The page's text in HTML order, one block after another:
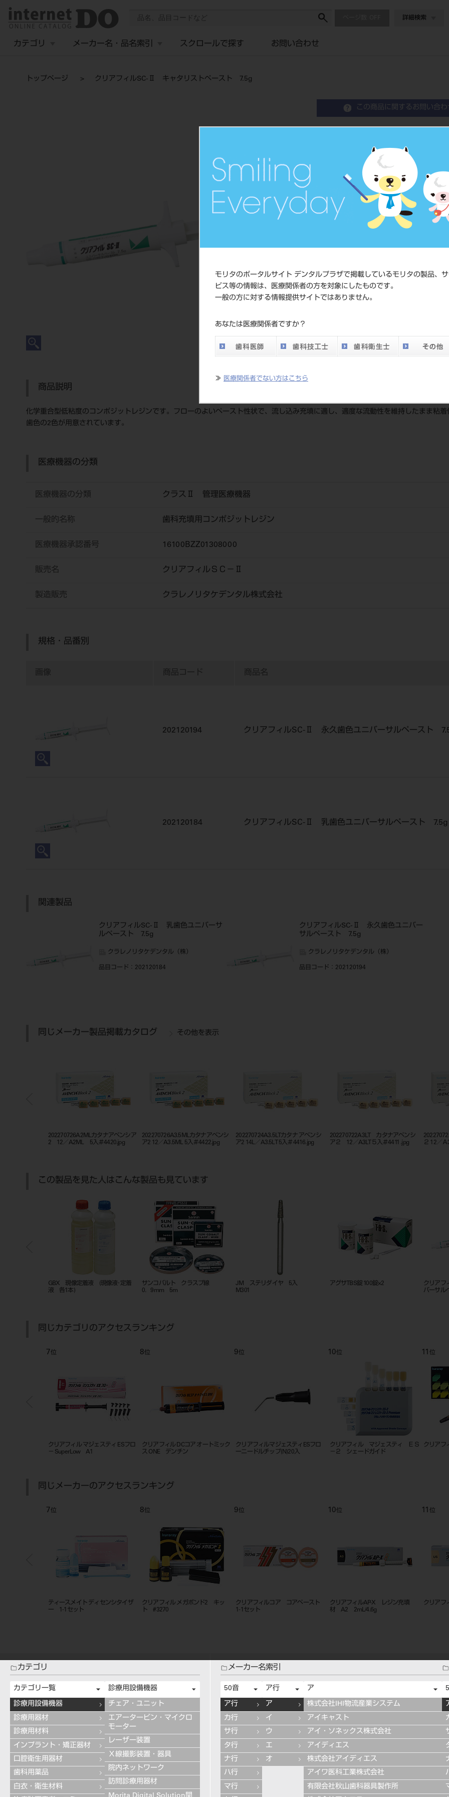
モリタのポータルサイト デンタルプラザで掲載しているモリタの製品、
ビス等の情報は、医療関係者の方を対象にしたものです。
一般の方に対する情報提供サイトではありません。
あなたは医療関係者ですか？
≫ 医療関係者でない方はこちら
詳細検索
カテゴリ メーカー名・品名索引 スクロールで探す お問い合わせ
トップページ クリアフィルSC-Ⅱ キャタリストペースト 7.5g
この商品に関するお問い合わ
Adhesive Dental Restrative
歯科充填用コンポジットレジン
品目コード
JAN/EANコード
価格の
い。
メーカー
ジ
商品説明
化学重合型低粘度のコンポジットレジンです。フローのよいペースト性状で、流し込み充填に適し、適度な流動性を維持したまま粘
歯色の2色が用意されています。
医療機器の分類
医療機器の分類 クラスⅡ 管理医療機器
一般的名称 歯科充填用コンポジットレジン
医療機器承認番号 16100BZZ01308000
販売名 クリアフィルＳＣ－Ⅱ
製造販売 クラレノリタケデンタル株式会社
規格・品番別
画像 商品コード 商品名
202120194 クリアフィルSC-Ⅱ 永久歯色ユニバーサルペースト
202120184 クリアフィルSC-Ⅱ 乳歯色ユニバーサルペースト 7.5g
関連製品
クリアフィルSC-Ⅱ 乳歯色ユニバーサ
ルペースト 7.5g
クラレノリタケデンタル（株）
品目コード ：202120184
クリアフィルSC-Ⅱ 永久歯色ユニバー
サルペースト 7.5g
クラレノリタケデンタル（株）
品目コード ：202120194
同じメーカー製品掲載カタログ その他を表示
202270726A2MLカタナアベンシア
2 12／A2ML 5入＃4420.jpg
202270726A3.5MLカタナアベンシ
ア2 12／A3.5ML 5入＃4422.jpg
202270724A3.5LTカタナ アベンシ
ア2 14L／A3.5LT 5入＃4416.jpg
202270722A3LT カタナアベンシ
ア２ 12／A3LT５入＃4411 .jpg
２ 12／
この製品を見た人はこんな製品も見ています
GBX 現像定着液 (現像液･定着
液 各1本)
サンコバルト クラスプ線
0．9mm 5m
JM ステリダイヤ 5入
M301
アグサTBS錠 100錠×2
クリア
バーサル
同じカテゴリのアクセスランキング
7 位
クリアフィル マジェスティ ESフロ
－ SuperLow A1
8位
クリアフィル DCコア オートミック
ス ONE デンチン
9位
クリアフィルマジェスティESフロ
ーニードルチップ(N)20入
10位
クリアフィル マジェスティ ＥＳ
－２ シェードガイド
11 位
クリアフ
同じメーカーのアクセスランキング
7 位
ティースメイト ディセンシタイザ
ー 1-1セット
8位
クリアフィル メガボンド2 キッ
ト #3270
9位
クリアフィルコア コアペースト
1-1セット
10位
クリアフィルAP-X レジン充填
材 A2 2mL/4.6g
11 位
クリアフ
カテゴリ
カテゴリ一覧
診療用設備機器
診療用器材
診療用材料
インプラント・矯正器材
口腔衛生用器材
歯科用薬品
白衣・衛生材料
診療用設備機器
チェア・ユニット
エアータービン・マイクロ
モーター
レーザー装置
Ｘ線撮影装置・器具
院内ネットワーク
訪問診療用器材
メーカー名索引
50音
ア行
カ行
サ行
タ行
ナ行
ハ行
マ行
ア行
ア
イ
ウ
エ
オ
ア
株式会社IHI物流産業システム
アイキャスト
アイ・ソネックス株式会社
アイディエス
株式会社アイディエス
アイワ医科工業株式会社
有限会社秋山歯科器具製作所